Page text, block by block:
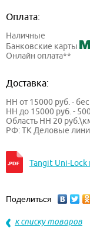
Оплата:
Наличные
Банковские карты
Онлайн оплата**
Доставка:
НН от 15000 руб. -
НН до 15000 руб. -
Область НН 20
РФ: ТК Деловые
Tangit Uni-Lock
Поделиться
к списку товаров